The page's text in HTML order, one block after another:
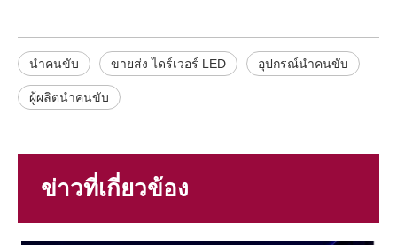
นำคนขับ ขายส่ง ไดร์เวอร์ LED อุปกรณ์นำคนขับ
ผู้ผลิตนำคนขับ
ข่าวที่เกี่ยวข้อง